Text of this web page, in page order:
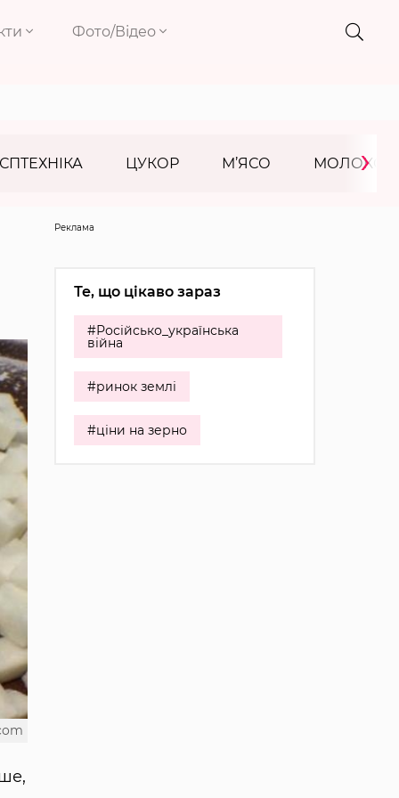
Фото/Відео
ЦУКОР М’ЯСО МОЛОКО
›
Реклама
Те, що цікаво зараз
#Російсько_українська
війна
#ринок землі
#ціни на зерно